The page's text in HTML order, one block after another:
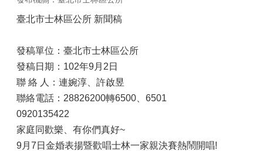
臺北市士林區公所 新聞稿
發稿單位：臺北市士林區公所
發稿日期：102年9月2日
聯 絡 人：連婉淳、許啟昱
聯絡電話：28826200轉6500、6501
0920135422
家庭同歡樂、有你們真好~
9月7日金婚表揚暨歡唱士林一家親決賽熱鬧開唱!